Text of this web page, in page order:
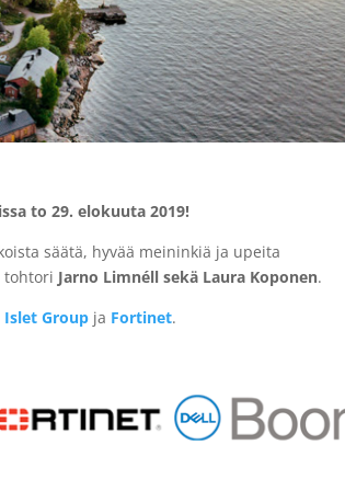
to 29. elokuuta 2019!
säätä, hyvää meininkiä ja upeita
tohtori Jarno Limnéll sekä Laura Koponen.
Islet Group ja Fortinet.